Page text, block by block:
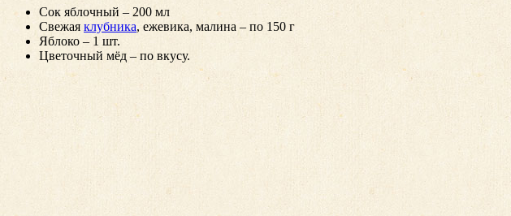
Сок яблочный – 200 мл
Свежая клубника, ежевика, малина – по 150 г
Яблоко – 1 шт.
Цветочный мёд – по вкусу.